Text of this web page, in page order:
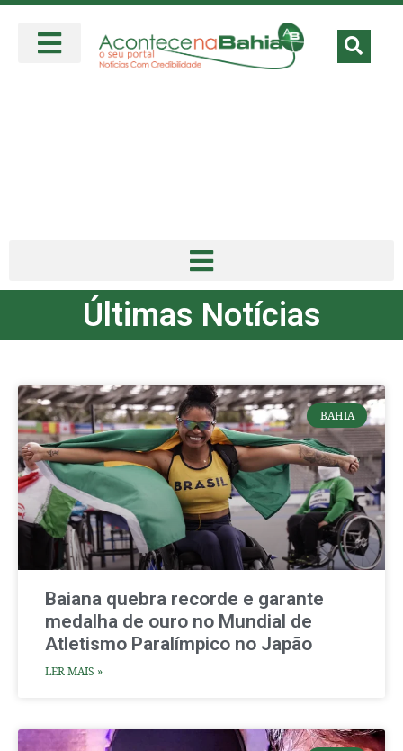
Últimas Notícias
BAHIA
Baiana quebra recorde e garante
medalha de ouro no Mundial de
Atletismo Paralímpico no Japão
LER MAIS »